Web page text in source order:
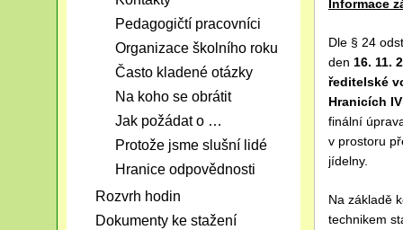
Informace
Dle § 24
den 16. 11.
ředitelské
Hranicích
finální
v prostoru
jídelny.
Na základě
technikem
Pedagogičtí pracovníci
Organizace školního roku
Často kladené otázky
Na koho se obrátit
Jak požádat o …
Protože jsme slušní lidé
Hranice odpovědnosti
Rozvrh hodin
Dokumenty ke stažení